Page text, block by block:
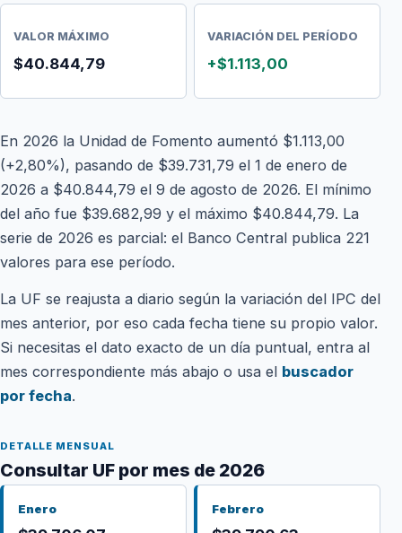
VALOR MÁXIMO
$40.844,79
VARIACIÓN DEL PERÍODO
+$1.113,00
En 2026 la Unidad de Fomento aumentó $1.113,00
(+2,80%), pasando de $39.731,79 el 1 de enero de
2026 a $40.844,79 el 9 de agosto de 2026. El mínimo
del año fue $39.682,99 y el máximo $40.844,79. La
serie de 2026 es parcial: el Banco Central publica 221
valores para ese período.
La UF se reajusta a diario según la variación del IPC del
mes anterior, por eso cada fecha tiene su propio valor.
Si necesitas el dato exacto de un día puntual, entra al
mes correspondiente más abajo o usa el buscador
por fecha.
DETALLE MENSUAL
Consultar UF por mes de 2026
Enero Febrero